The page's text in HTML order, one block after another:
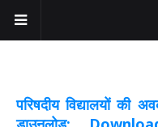
परिषदीय विद्यालयों की